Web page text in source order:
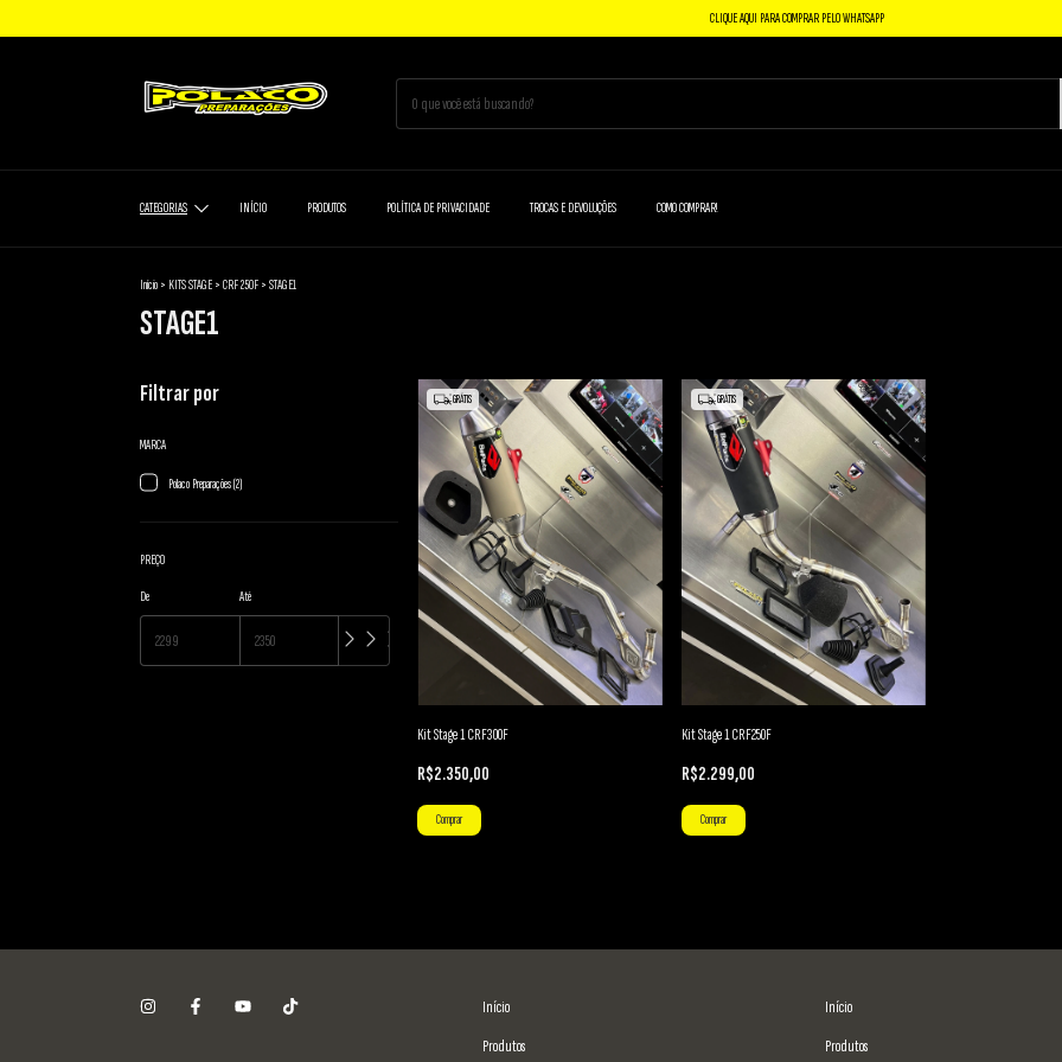
CLIQUE AQUI PARA COMPRAR PELO WHATSAPP
CATEGORIAS INÍCIO PRODUTOS POLÍTICA DE PRIVACIDADE TROCAS E DEVOLUÇÕES COMO COMPRAR!
Início > KITS STAGE > CRF 250F > STAGE1
STAGE1
Filtrar por
MARCA
Polaco Preparações (2)
PREÇO
De Até
GRÁTIS
Kit Stage 1 CRF300F
R$2.350,00
Comprar
GRÁTIS
Kit Stage 1 CRF250F
R$2.299,00
Comprar
Início
Produtos
Início
Produtos